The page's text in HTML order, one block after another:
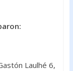
Laulhé 6,